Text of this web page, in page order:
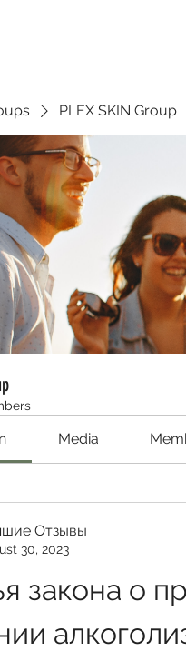
PLEX SKIN Group
Media
Отзывы
30, 2023
закона о